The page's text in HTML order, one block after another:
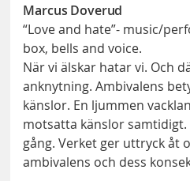
Marcus Doverud
“Love and hate”- music/
box, bells and voice.
När vi älskar hatar vi. Och
anknytning. Ambivalens
känslor. En ljummen
motsatta känslor samtidigt.
gång. Verket ger uttryck åt
ambivalens och dess